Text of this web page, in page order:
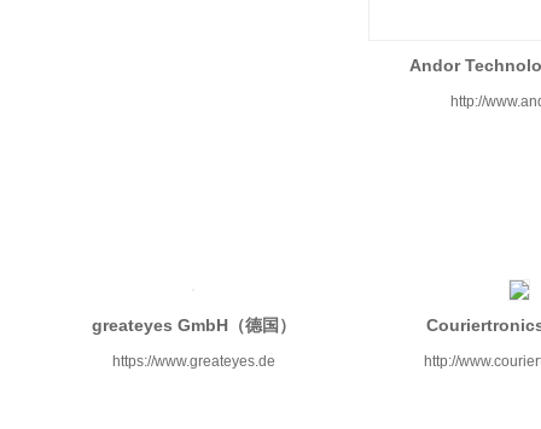
Andor
http://
greateyes GmbH（德国）
https://www.greateyes.de http://